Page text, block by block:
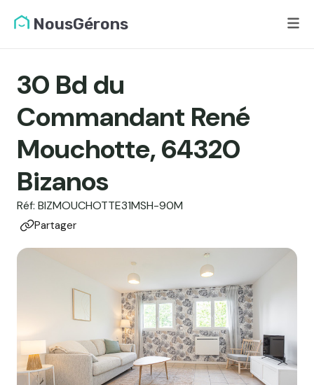
NousGérons
30 Bd du
Commandant René
Mouchotte, 64320
Bizanos
Réf: BIZMOUCHOTTE31MSH-90M
Partager